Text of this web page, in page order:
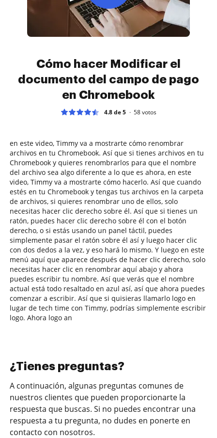
Cómo hacer Modificar el
documento del campo de pago
en Chromebook
4.8 de 5 58votos
en este video, Timmy va a mostrarte cómo renombrar
archivos en tu Chromebook. Así que si tienes archivos en tu
Chromebook y quieres renombrarlos para que el nombre
del archivo sea algo diferente a lo que es ahora, en este
video, Timmy va a mostrarte cómo hacerlo. Así que cuando
estés en tu Chromebook y tengas tus archivos en la carpeta
de archivos, si quieres renombrar uno de ellos, solo
necesitas hacer clic derecho sobre él. Así que si tienes un
ratón, puedes hacer clic derecho sobre él con el botón
derecho, o si estás usando un panel táctil, puedes
simplemente pasar el ratón sobre él así y luego hacer clic
con dos dedos a la vez, y eso hará lo mismo. Y luego en este
menú aquí que aparece después de hacer clic derecho, solo
necesitas hacer clic en renombrar aquí abajo y ahora
puedes escribir tu nombre. Así que verás que el nombre
actual está todo resaltado en azul así, así que ahora puedes
comenzar a escribir. Así que si quisieras llamarlo logo en
lugar de tech time con Timmy, podrías simplemente escribir
logo. Ahora logo an
¿Tienes preguntas?
A continuación, algunas preguntas comunes de
nuestros clientes que pueden proporcionarte la
respuesta que buscas. Si no puedes encontrar una
respuesta a tu pregunta, no dudes en ponerte en
contacto con nosotros.